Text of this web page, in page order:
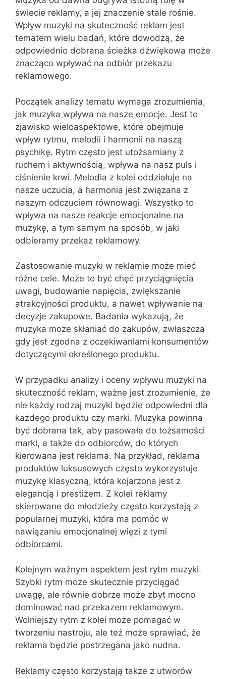
świecie reklamy, a jej znaczenie stale rośnie.
Wpływ muzyki na skuteczność reklam jest
tematem wielu badań, które dowodzą, że
odpowiednio dobrana ścieżka dźwiękowa może
znacząco wpływać na odbiór przekazu
reklamowego.
Początek analizy tematu wymaga zrozumienia,
jak muzyka wpływa na nasze emocje. Jest to
zjawisko wieloaspektowe, które obejmuje
wpływ rytmu, melodii i harmonii na naszą
psychikę. Rytm często jest utożsamiany z
ruchem i aktywnością, wpływa na nasz puls i
ciśnienie krwi. Melodia z kolei oddziałuje na
nasze uczucia, a harmonia jest związana z
naszym odczuciem równowagi. Wszystko to
wpływa na nasze reakcje emocjonalne na
muzykę, a tym samym na sposób, w jaki
odbieramy przekaz reklamowy.
Zastosowanie muzyki w reklamie może mieć
różne cele. Może to być chęć przyciągnięcia
uwagi, budowanie napięcia, zwiększanie
atrakcyjności produktu, a nawet wpływanie na
decyzje zakupowe. Badania wykazują, że
muzyka może skłaniać do zakupów, zwłaszcza
gdy jest zgodna z oczekiwaniami konsumentów
dotyczącymi określonego produktu.
W przypadku analizy i oceny wpływu muzyki na
skuteczność reklam, ważne jest zrozumienie, że
nie każdy rodzaj muzyki będzie odpowiedni dla
każdego produktu czy marki. Muzyka powinna
być dobrana tak, aby pasowała do tożsamości
marki, a także do odbiorców, do których
kierowana jest reklama. Na przykład, reklama
produktów luksusowych często wykorzystuje
muzykę klasyczną, która kojarzona jest z
elegancją i prestiżem. Z kolei reklamy
skierowane do młodzieży często korzystają z
popularnej muzyki, która ma pomóc w
nawiązaniu emocjonalnej więzi z tymi
odbiorcami.
Kolejnym ważnym aspektem jest rytm muzyki.
Szybki rytm może skutecznie przyciągać
uwagę, ale równie dobrze może zbyt mocno
dominować nad przekazem reklamowym.
Wolniejszy rytm z kolei może pomagać w
tworzeniu nastroju, ale też może sprawiać, że
reklama będzie postrzegana jako nudna.
Reklamy często korzystają także z utworów